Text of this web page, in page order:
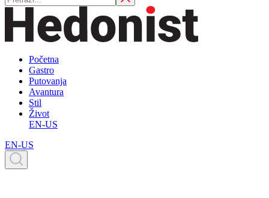
Početna
Gastro
Putovanja
Avantura
Stil
Život
EN-US
EN-US